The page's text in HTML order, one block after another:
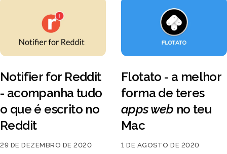
Notifier for Reddit
- acompanha tudo
o que é escrito no
Reddit
29 DE DEZEMBRO DE 2020
Flotato - a melhor
forma de teres
apps web no teu
Mac
1 DE AGOSTO DE 2020